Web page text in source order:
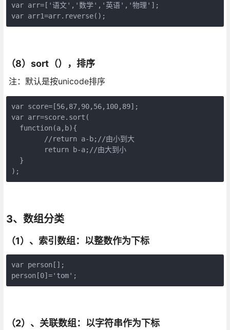
var arr=['语文','数学','英语','物理'];
var arr1=arr.reverse();
（8）sort（），排序
注：默认是按unicode排序
var score=[56,87,90,56,100,89];
var arr=score.sort(
  function(a,b){
  }
);
3、数组分类
（1）、索引数组：以整数作为下标
var person[];
person[0]='tom';
（2）、关联数组：以字符串作为下标